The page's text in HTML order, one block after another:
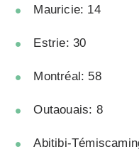
Mauricie: 14
Estrie: 30
Montréal: 58
Outaouais: 8
Abitibi-